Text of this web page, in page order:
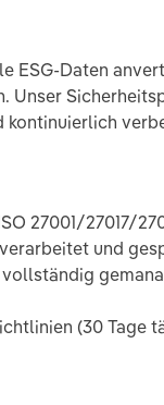
ESG-Daten
Unser
kontinuierlich
27001/27017/
und
(30 Tage